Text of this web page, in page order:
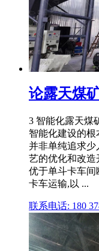
论露天煤
3 智能化露天煤
智能化建设的
并非单纯追求少
艺的优化和改
优于单斗卡车
卡车运输,以 ...
联系电话: 180